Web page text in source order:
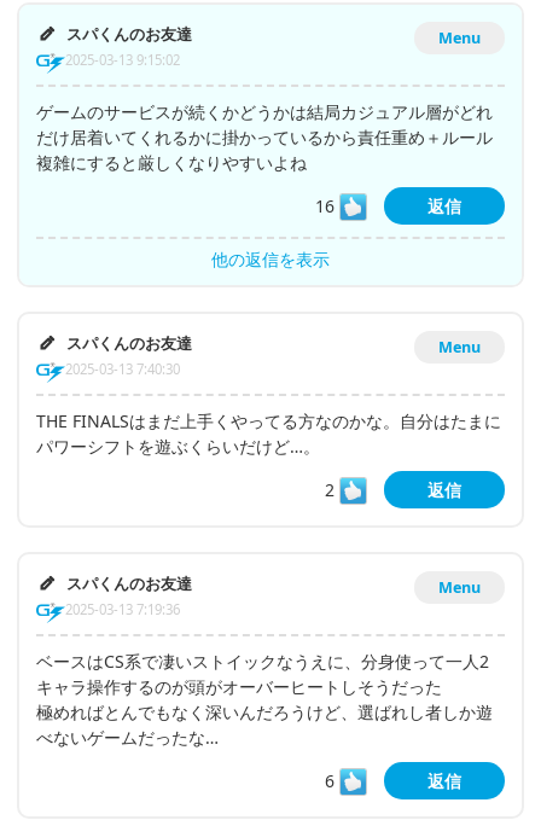
Menu
スパくんのお友達
2025-03-13 9:15:02
ゲームのサービスが続くかどうかは結局カジュアル層がどれ
だけ居着いてくれるかに掛かっているから責任重め＋ルール
複雑にすると厳しくなりやすいよね
16
返信
他の返信を表示
Menu
スパくんのお友達
2025-03-13 7:40:30
THE FINALSはまだ上手くやってる方なのかな。自分はたまに
パワーシフトを遊ぶくらいだけど…。
2
返信
Menu
スパくんのお友達
2025-03-13 7:19:36
ベースはCS系で凄いストイックなうえに、分身使って一人2
キャラ操作するのが頭がオーバーヒートしそうだった
極めればとんでもなく深いんだろうけど、選ばれし者しか遊
べないゲームだったな…
6
返信